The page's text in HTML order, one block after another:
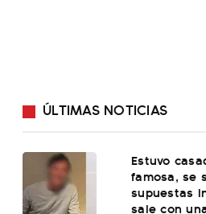
ÚLTIMAS NOTICIAS
Estuvo
famosa, se
supuestas
sale con